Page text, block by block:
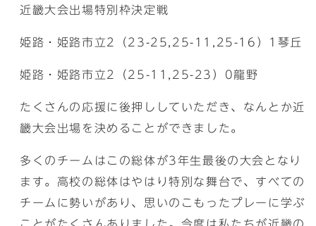
近畿大会出場特別枠決定戦
姫路・姫路市立2（23-25,25-11,25-16）1琴丘
姫路・姫路市立2（25-11,25-23）0龍野
たくさんの応援に後押ししていただき、なんとか近
畿大会出場を決めることができました。
多くのチームはこの総体が3年生最後の大会となり
ます。高校の総体はやはり特別な舞台で、すべての
チームに勢いがあり、思いのこもったプレーに学ぶ
ことがたくさんありました。今度は私たちが近畿の